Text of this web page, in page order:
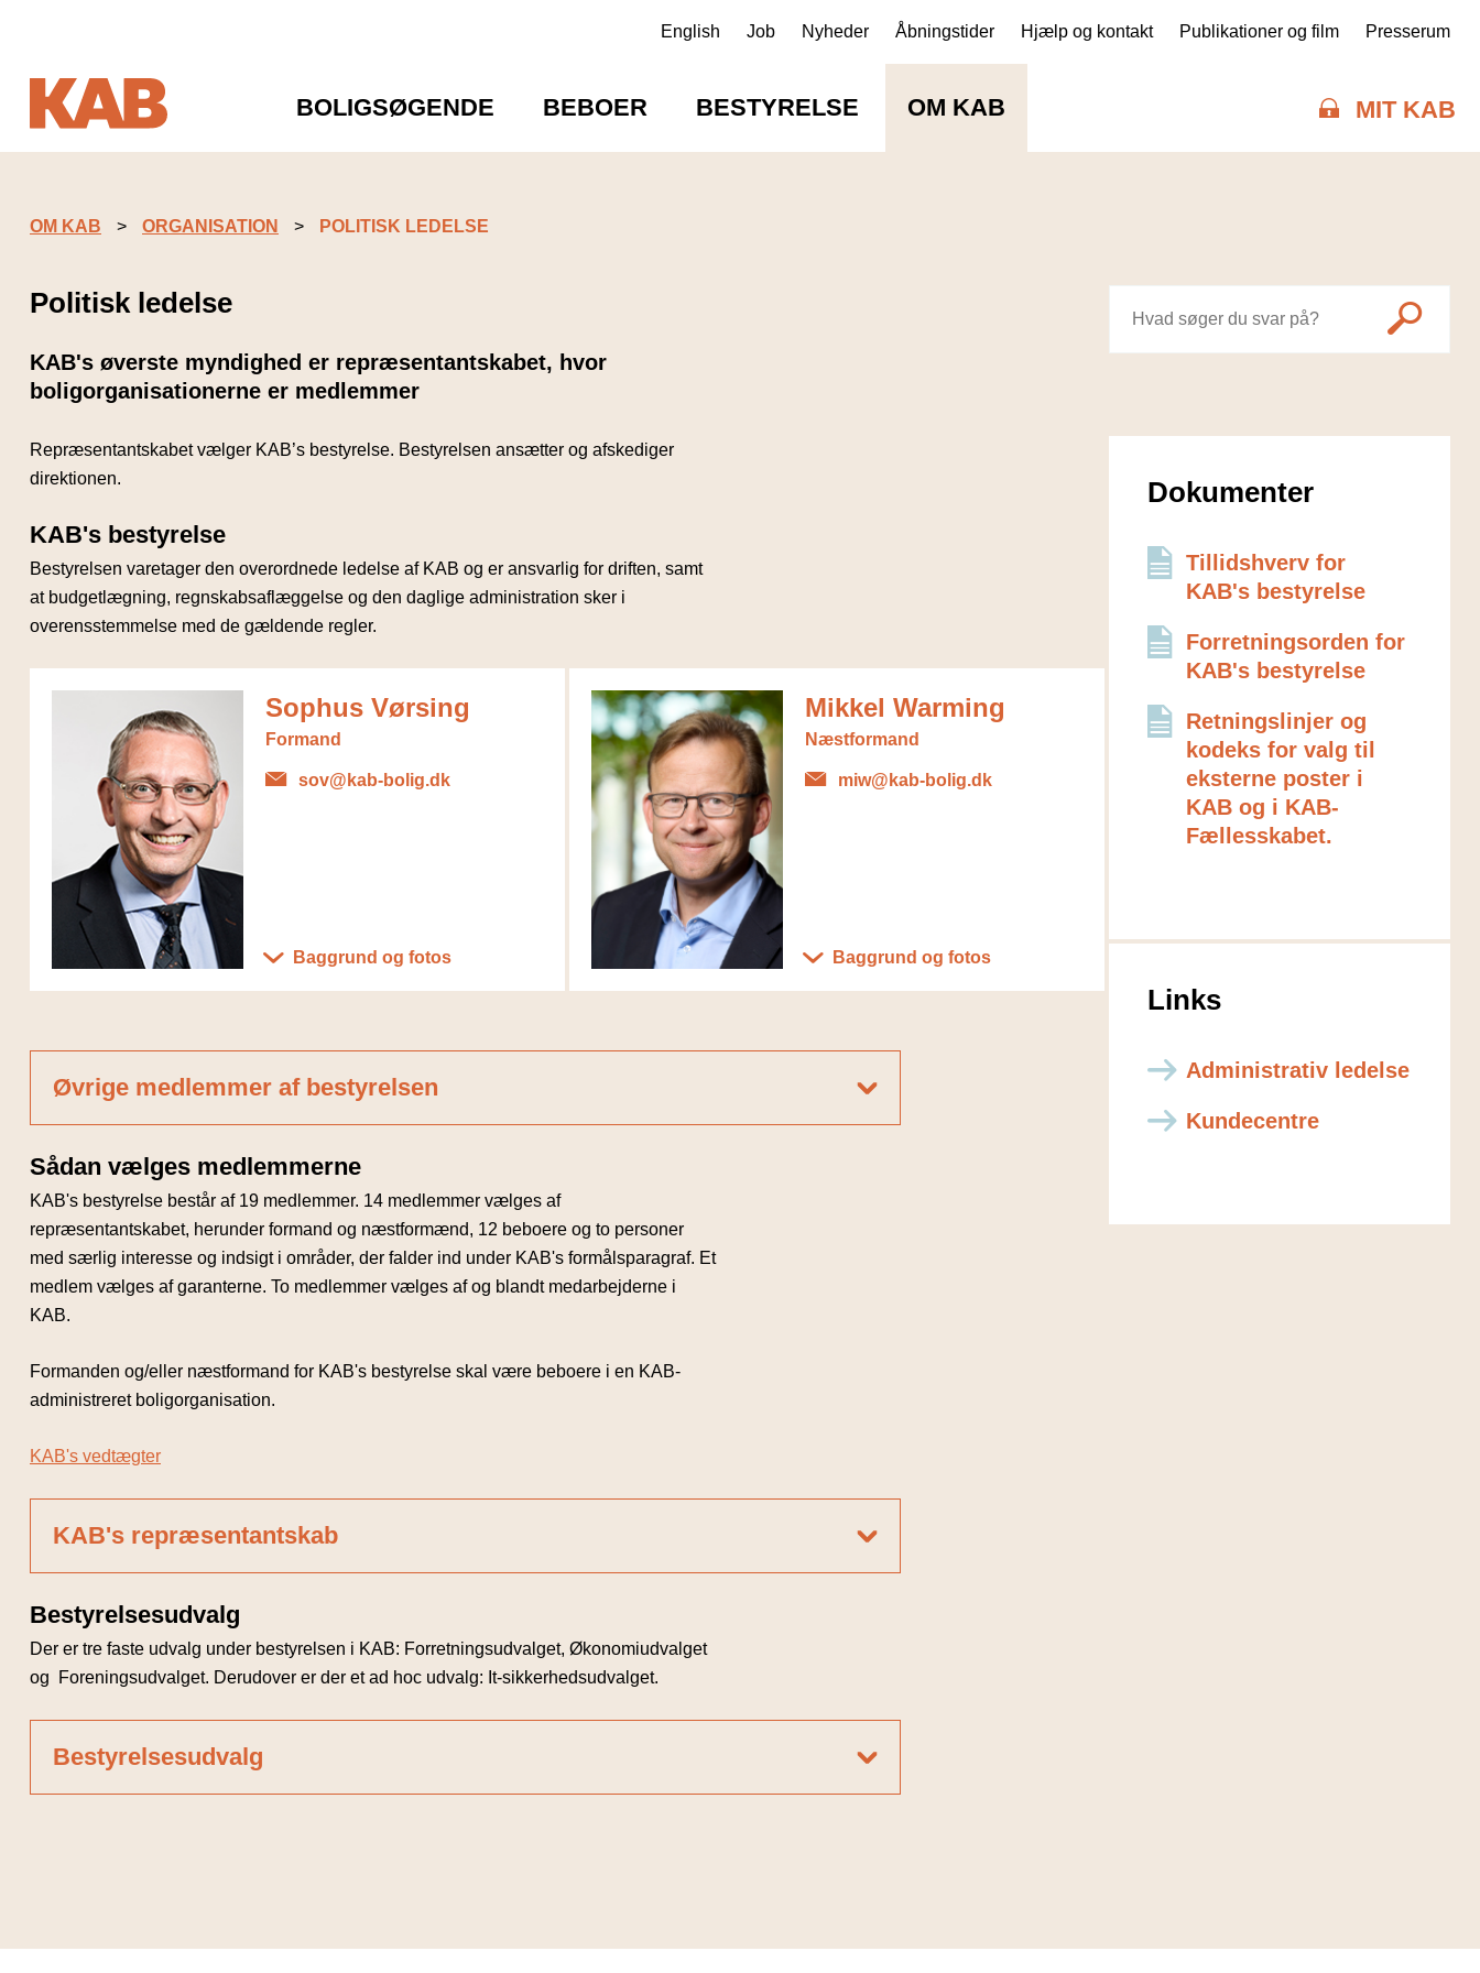
English Job Nyheder Åbningstider Hjælp og kontakt Publikationer og film Presserum
BOLIGSØGENDE BEBOER BESTYRELSE OM KAB MIT KAB
OM KAB ORGANISATION POLITISK LEDELSE
Politisk ledelse
KAB's øverste myndighed er repræsentantskabet, hvor
boligorganisationerne er medlemmer
Repræsentantskabet vælger KAB’s bestyrelse. Bestyrelsen ansætter og afskediger
direktionen.
KAB's bestyrelse
Bestyrelsen varetager den overordnede ledelse af KAB og er ansvarlig for driften, samt
at budgetlægning, regnskabsaflæggelse og den daglige administration sker i
overensstemmelse med de gældende regler.
Sophus Vørsing
Formand
sov@kab-bolig.dk
Baggrund og fotos
Valgt som formand på KAB’s repræsentantskabsmøde den 24. maj
2023.
Medlem af KAB’s Foreningsudvalg.
Formand for Boligselskabet SydVest.
Download fotos
Sophus_Voersing_tryk_HighRes
Sophus_Voersing_web_LowRes
Mikkel Warming
Næstformand
miw@kab-bolig.dk
Baggrund og fotos
Formand for Boligselskabet AKB, København
Download fotos
Mikkel_Warmiing_tryk_HighRes
Øvrige medlemmer af bestyrelsen
Sådan vælges medlemmerne
KAB's bestyrelse består af 19 medlemmer. 14 medlemmer vælges af
repræsentantskabet, herunder formand og næstformænd, 12 beboere og to personer
med særlig interesse og indsigt i områder, der falder ind under KAB's formålsparagraf. Et
medlem vælges af garanterne. To medlemmer vælges af og blandt medarbejderne i
KAB.
Formanden og/eller næstformand for KAB's bestyrelse skal være beboere i en KAB-
administreret boligorganisation.
KAB's vedtægter
KAB's repræsentantskab
Bestyrelsesudvalg
Der er tre faste udvalg under bestyrelsen i KAB: Forretningsudvalget, Økonomiudvalget
og Foreningsudvalget. Derudover er der et ad hoc udvalg: It-sikkerhedsudvalget.
Bestyrelsesudvalg
Dokumenter
Tillidshverv for
KAB's bestyrelse
Forretningsorden for
KAB's bestyrelse
Retningslinjer og
kodeks for valg til
eksterne poster i
KAB og i KAB-
Fællesskabet.
Links
Administrativ ledelse
Kundecentre